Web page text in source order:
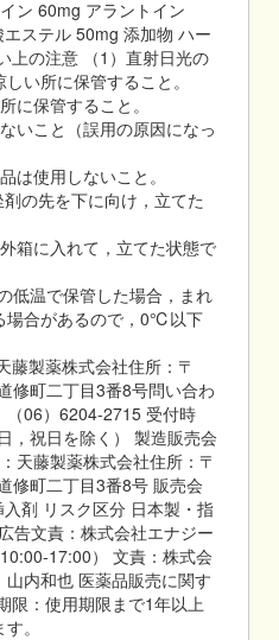
ン 60mg アラントイン
ステル 50mg 添加物 ハー
上の注意 （1）直射日光の
い所に保管すること。
に保管すること。
いこと（誤用の原因になっ
は使用しないこと。
の先を下に向け，立てた
箱に入れて，立てた状態で
低温で保管した場合，まれ
場合があるので，0℃以下
藤製薬株式会社住所：〒
町二丁目3番8号問い合わ
（06）6204-2715 受付時
，祝日を除く） 製造販売会
天藤製薬株式会社住所：〒
町二丁目3番8号 販売会
剤 リスク区分 日本製・指
告文責：株式会社エナジー
17:00） 文責：株式会
内和也 医薬品販売に関す
限：使用期限まで1年以上
。